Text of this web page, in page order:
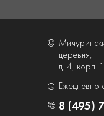
деревня,
д. 4, корп. 1
Ежедневно
8 (495)